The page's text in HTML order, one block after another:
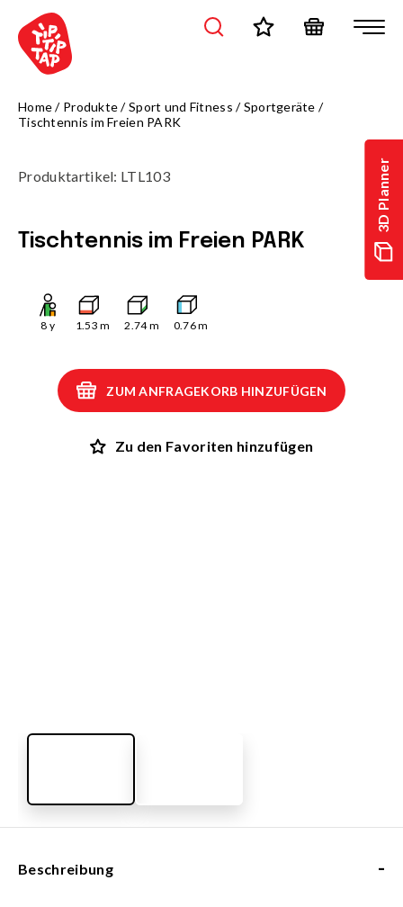
3D Planner
Home/ Produkte/Sport und Fitness /Sportgeräte /
Tischtennis im Freien PARK
Produktartikel: LTL103
Tischtennis im Freien PARK
8 y 1.53 m 2.74m 0.76m
ZUM ANFRAGEKORB HINZUFÜGEN
Zu den Favoriten hinzufügen
Beschreibung -